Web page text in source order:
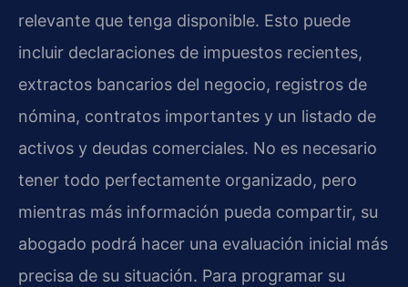
relevante que tenga disponible. Esto puede
incluir declaraciones de impuestos recientes,
extractos bancarios del negocio, registros de
nómina, contratos importantes y un listado de
activos y deudas comerciales. No es necesario
tener todo perfectamente organizado, pero
mientras más información pueda compartir, su
abogado podrá hacer una evaluación inicial más
precisa de su situación. Para programar su